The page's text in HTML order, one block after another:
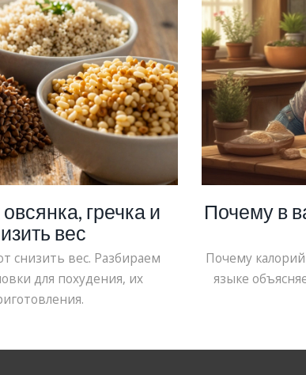
гречка и
вес
снизить вес. Разбираем
для похудения, их
Почему в
Почему
языке